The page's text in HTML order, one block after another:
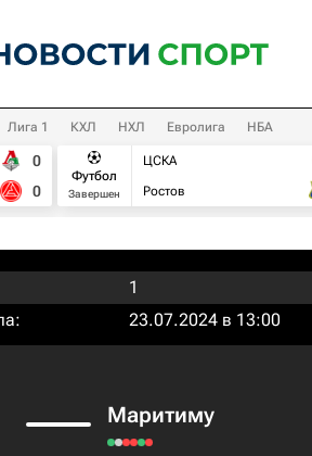
Лига 1 КХЛ НХЛ Евролига НБА
0
0
Футбол
Завершен
ЦСКА
Ростов
1
23.07.2024 в 13:00
Маритиму